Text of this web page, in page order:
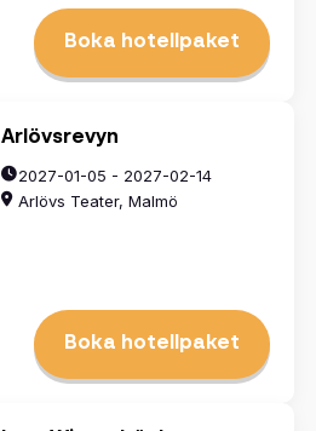
Boka hotellpaket
Arlövsrevyn
2027-01-05 - 2027-02-14
Arlövs Teater, Malmö
Boka hotellpaket